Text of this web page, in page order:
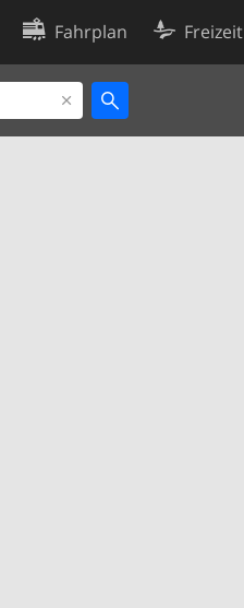
Fahrplan Freizeit
Cookie-Richtlinie
Cookie-Einstellungen